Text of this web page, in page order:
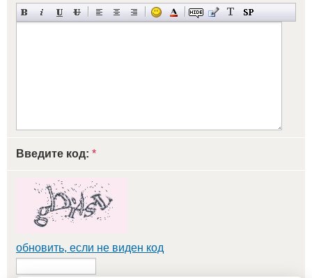
Введите код: *
обновить, если не виден код